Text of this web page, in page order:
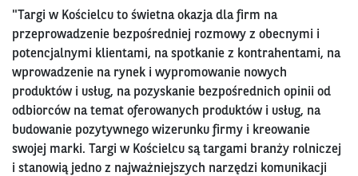
"Targi w Kościelcu to świetna okazja dla firm na
przeprowadzenie bezpośredniej rozmowy z obecnymi i
potencjalnymi klientami, na spotkanie z kontrahentami, na
wprowadzenie na rynek i wypromowanie nowych
produktów i usług, na pozyskanie bezpośrednich opinii od
odbiorców na temat oferowanych produktów i usług, na
budowanie pozytywnego wizerunku firmy i kreowanie
swojej marki. Targi w Kościelcu są targami branży rolniczej
i stanowią jedno z najważniejszych narzędzi komunikacji